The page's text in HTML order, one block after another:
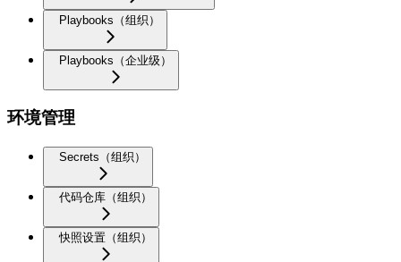
Playbooks（组织）
Playbooks（企业级）
环境管理
Secrets（组织）
代码仓库（组织）
快照设置（组织）